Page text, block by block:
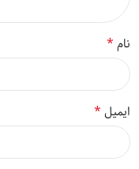
نام*
ایمیل*